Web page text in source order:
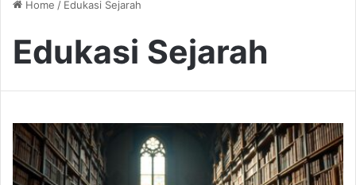
Home / Edukasi Sejarah
Edukasi Sejarah